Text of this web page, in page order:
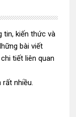
tin, kiến thức và
bài viết
tiết liên quan
rất nhiều.